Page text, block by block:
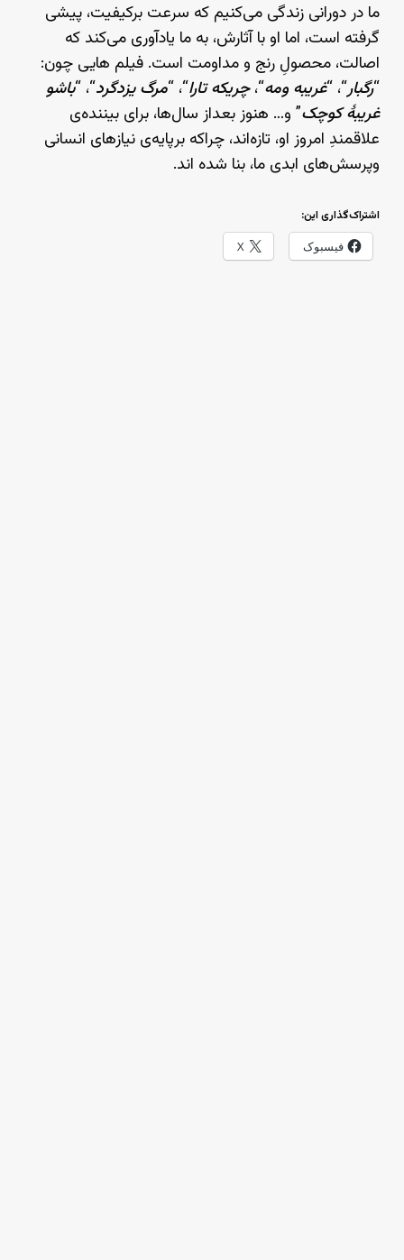
ما در دورانی زندگی می‌کنیم که سرعت برکیفیت، پیشی
گرفته است، اما او با آثارش، به ما یادآوری می‌کند که
اصالت، محصولِ رنج و مداومت است. فیلم هایی چون:
“رگبار“، “غریبه ومه“،چریکه تارا“، “مرگ یزدگرد“، “باشو
غریبهٔ کوچک” و… هنوز بعداز سال‌ها، برای بیننده‌ی
علاقمندِ امروز او، تازه‌اند، چراکه برپایه‌ی نیازهای انسانی
وپرسش‌های ابدی ما، بنا شده اند.
اشتراک‌گذاری این:
فیسبوک
X